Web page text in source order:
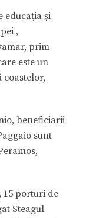
educația și
,
prim
este un
coastelor,
beneficiarii
sunt
15 porturi de
Steagul